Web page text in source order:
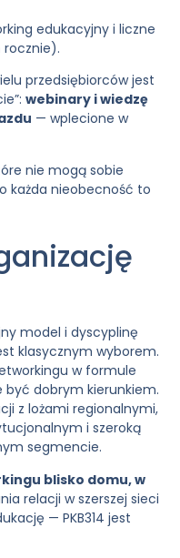
edukacyjny i liczne
rocznie).
przedsiębiorców jest
webinary i wiedzę
— wplecione w
nie mogą sobie
każda nieobecność to
model i dyscyplinę
klasycznym wyborem.
w formule
być dobrym kierunkiem.
z lożami regionalnymi,
i szeroką
segmencie.
blisko domu, w
relacji w szerszej sieci
— PKB314 jest